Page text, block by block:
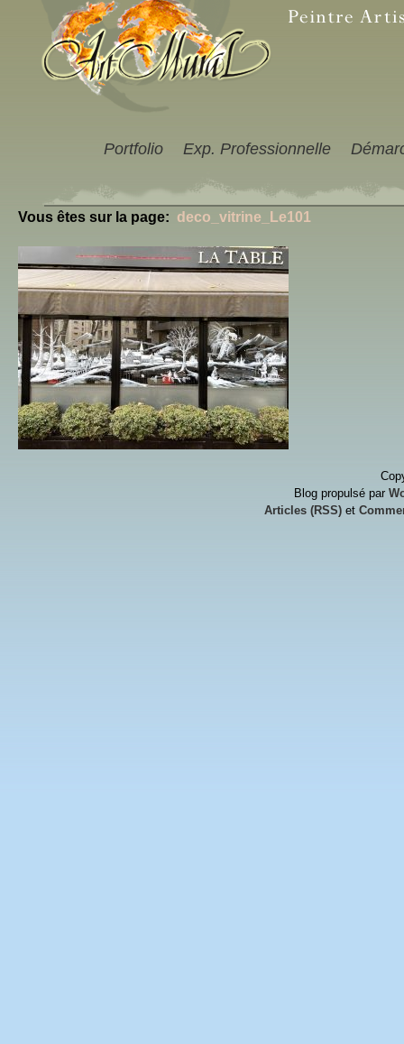
Portfolio Exp. Professionnelle
Vous êtes sur la page: deco_vitrine_Le101
Blog propulsé par
Articles (RSS) et